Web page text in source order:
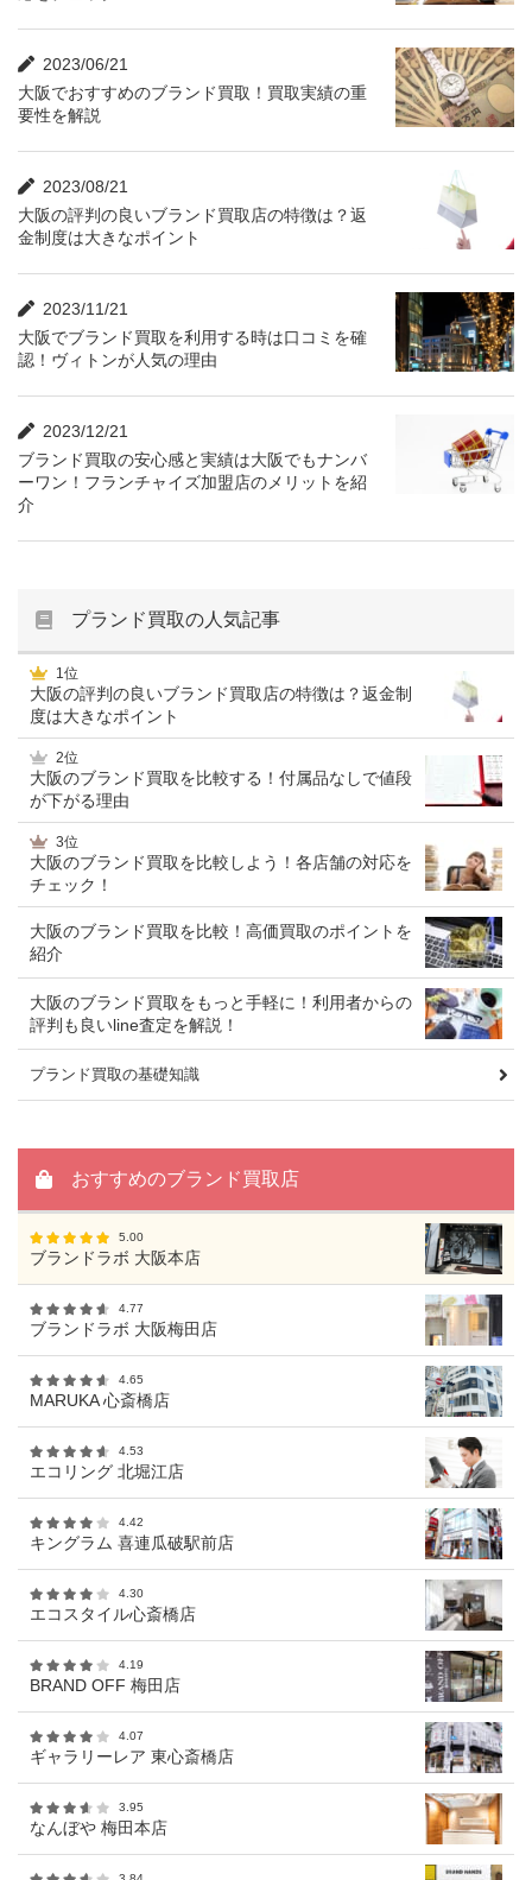
2023/06/21
大阪でおすすめのブランド買取！買取実績の重
要性を解説
2023/08/21
大阪の評判の良いブランド買取店の特徴は？返
金制度は大きなポイント
2023/11/21
大阪でブランド買取を利用する時は口コミを確
認！ヴィトンが人気の理由
2023/12/21
ブランド買取の安心感と実績は大阪でもナンバ
ーワン！フランチャイズ加盟店のメリットを紹
介
プランド買取の人気記事
1位
大阪の評判の良いブランド買取店の特徴は？返金制
度は大きなポイント
2位
大阪のブランド買取を比較する！付属品なしで値段
が下がる理由
3位
大阪のブランド買取を比較しよう！各店舗の対応を
チェック！
大阪のブランド買取を比較！高価買取のポイントを
紹介
大阪のブランド買取をもっと手軽に！利用者からの
評判も良いline査定を解説！
プランド買取の基礎知識
おすすめのブランド買取店
5.00
ブランドラボ 大阪本店
4.77
ブランドラボ 大阪梅田店
4.65
MARUKA 心斎橋店
4.53
エコリング 北堀江店
4.42
キングラム 喜連瓜破駅前店
4.30
エコスタイル心斎橋店
4.19
BRAND OFF 梅田店
4.07
ギャラリーレア 東心斎橋店
3.95
なんぼや 梅田本店